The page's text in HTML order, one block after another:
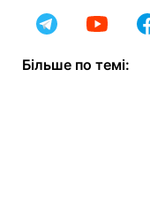
Більше по темі: